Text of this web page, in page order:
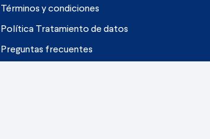
Términos y condiciones
Política Tratamiento de datos
Preguntas frecuentes